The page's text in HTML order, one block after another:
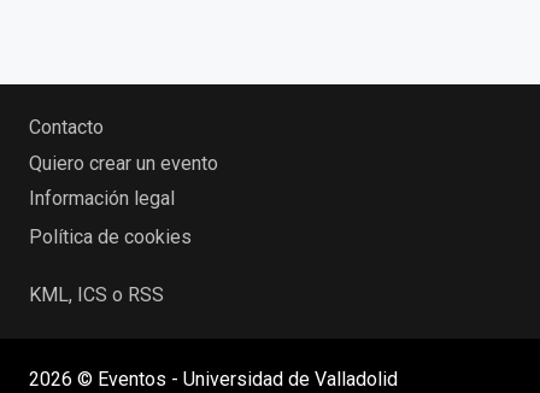
Contacto
Quiero crear un evento
Información legal
Política de cookies
KML, ICS o RSS
2026 © Eventos - Universidad de Valladolid